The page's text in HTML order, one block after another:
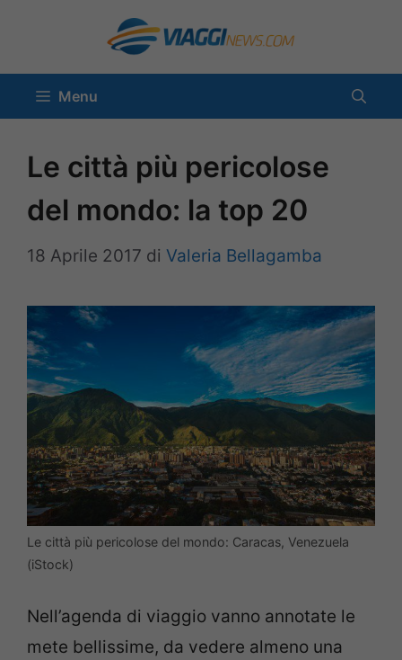
contenuto
Menu
Le città più pericolose
del mondo: la top 20
18 Aprile 2017 di Valeria Bellagamba
Le città più pericolose del mondo: Caracas, Venezuela
(iStock)
Nell’agenda di viaggio vanno annotate le
mete bellissime, da vedere almeno una